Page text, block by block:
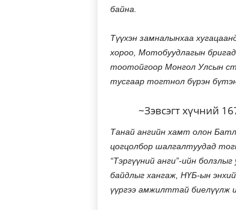
байна.
Түүхэн замналынхаа
хороо, Мотобуудлагын
тоотойгоор Монгол Улсын
тусгаар тогтнол бүрэн
~Зэвсэгт хүчний
Танай ангийн хамт олон
цогцолбор шалгалтуудад
“Тэргүүний анги”-ийн
байдлыг хангаж, НҮБ-ын
үүргээ амжилттай биелүүлж